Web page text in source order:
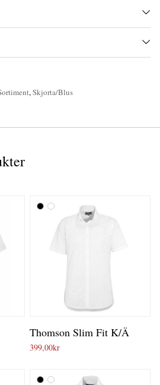
,Skjorta/Blus
Thomson Slim Fit K/Ä
399,00kr